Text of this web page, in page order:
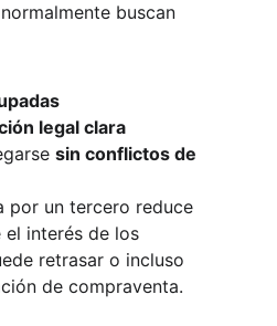
buscan
legal clara
sin conflictos de
por un tercero reduce
interés de los
retrasar o incluso
de compraventa.